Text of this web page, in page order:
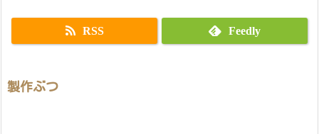
RSS Feedly
製作ぶつ